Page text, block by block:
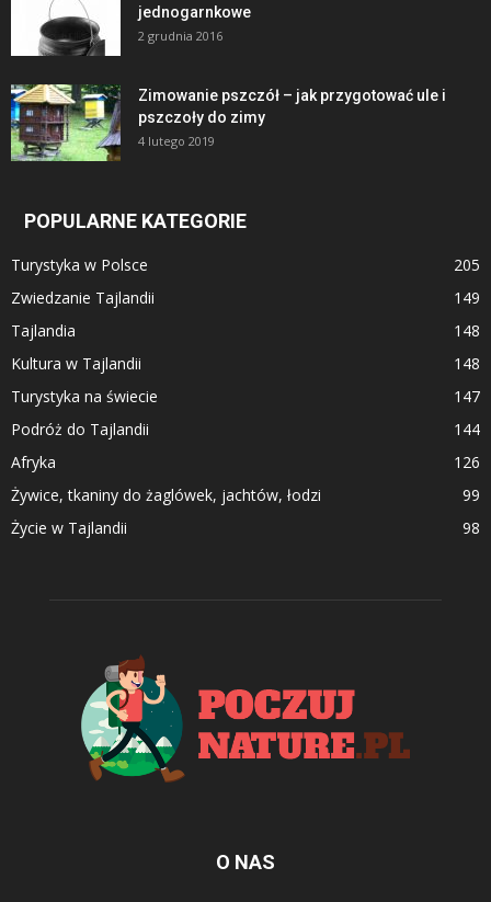
jednogarnkowe
2 grudnia 2016
Zimowanie pszczół – jak przygotować ule i
pszczoły do zimy
4 lutego 2019
POPULARNE KATEGORIE
Turystyka w Polsce
205
Zwiedzanie Tajlandii
149
Tajlandia
148
Kultura w Tajlandii
148
Turystyka na świecie
147
Podróż do Tajlandii
144
Afryka
126
Żywice, tkaniny do żaglówek, jachtów, łodzi
99
Życie w Tajlandii
98
O NAS